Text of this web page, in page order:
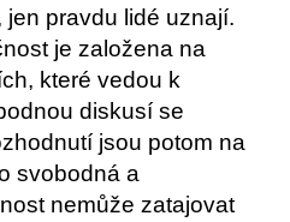
pravdu lidé uznají.
je založena na
které vedou k
diskusí se
jsou potom na
svobodná a
nemůže zatajovat